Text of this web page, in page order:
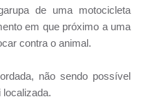
de uma motocicleta
em que próximo a uma
contra o animal.
não sendo possível
localizada.